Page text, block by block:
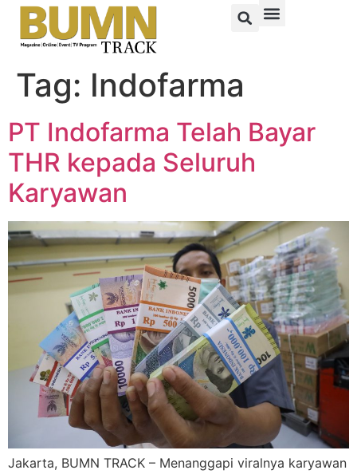
Tag: Indofarma
PT Indofarma Telah Bayar
THR kepada Seluruh
Karyawan
Jakarta, BUMN TRACK – Menanggapi viralnya karyawan